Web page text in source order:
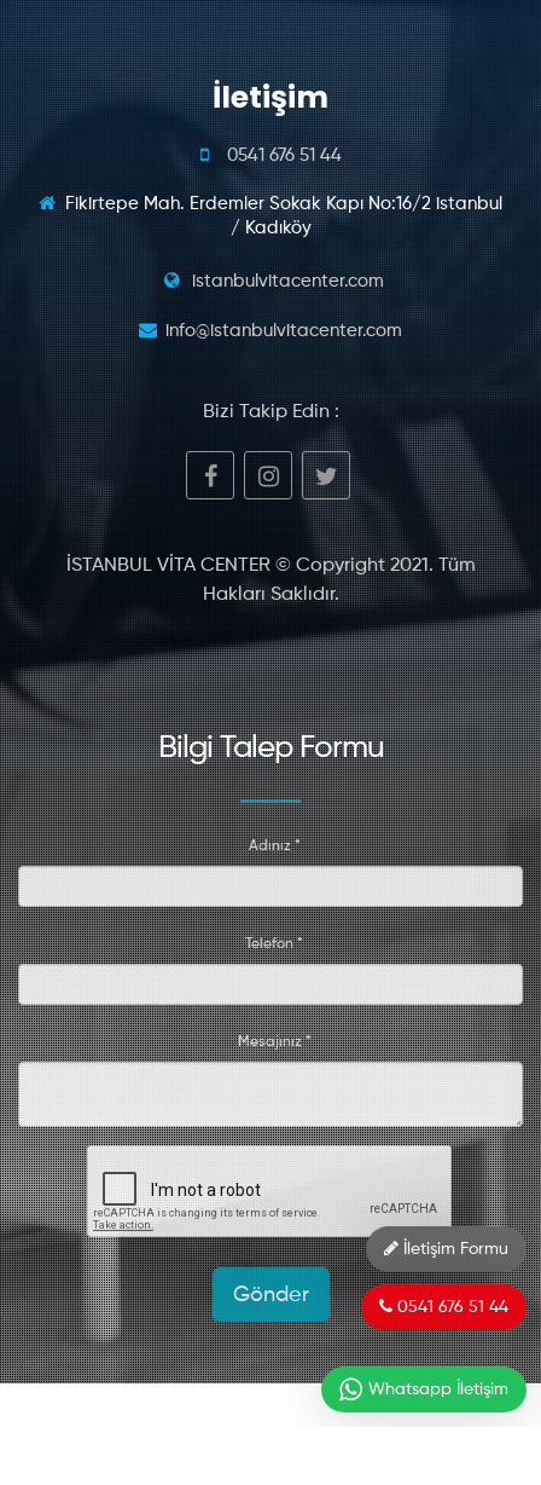
İletişim
0541 676 51 44
Fikirtepe Mah. Erdemler Sokak Kapı No:16/2 istanbul
/ Kadıköy
istanbulvitacenter.com
info@istanbulvitacenter.com
Bizi Takip Edin :
İSTANBUL VİTA CENTER © Copyright 2021. Tüm
Hakları Saklıdır.
Bilgi Talep Formu
Adınız *
Telefon *
Mesajınız *
İletişim Formu
0541 676 51 44
Whatsapp İletişim